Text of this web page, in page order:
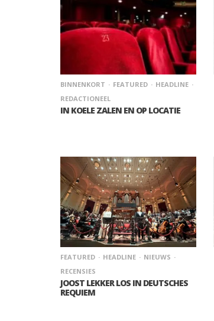
BINNENKORT FEATURED
HEADLINE
REDACTIONEEL
IN KOELE ZALEN EN OP LOCATIE
FEATURED HEADLINE
NIEUWS
RECENSIES
JOOST LEKKER LOS IN DEUTSCHES
REQUIEM